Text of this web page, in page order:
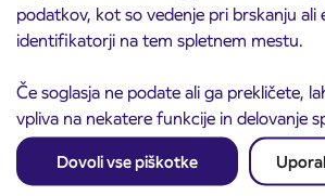
podatkov, kot so vedenje pri brskanju ali
identifikatorji na tem spletnem mestu.
Če soglasja ne podate ali ga prekličete,
vpliva na nekatere funkcije in delovanje
Dovoli vse piškotke
3. 8. 2026
Obvestilo o popolni zapori
ČEŠNJEVEK – TRATA
Kranj